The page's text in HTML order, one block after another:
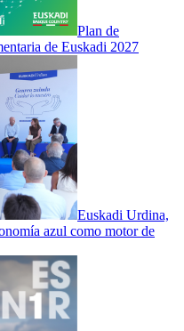
Plan de
de Euskadi 2027
Euskadi Urdina,
azul como motor de